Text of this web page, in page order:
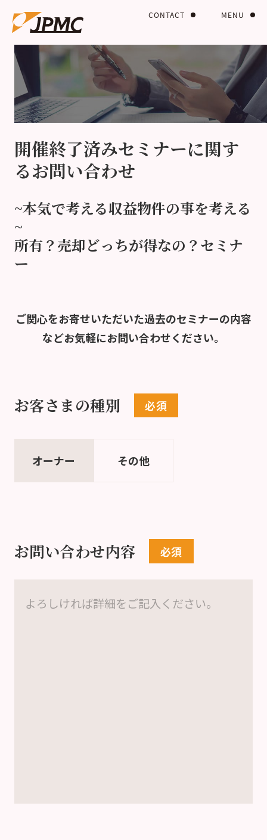
MENU
CONTACT
開催終了済みセミナーに関す
るお問い合わせ
~本気で考える収益物件の事を考える
~
所有？売却どっちが得なの？セミナ
ー
ご関心をお寄せいただいた過去のセミナーの内容
などお気軽にお問い合わせください。
お客さまの種別
オーナー その他
お問い合わせ内容